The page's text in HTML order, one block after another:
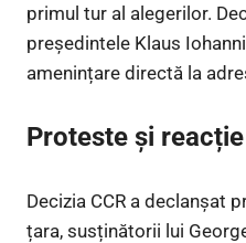
primul tur al alegerilor.
președintele Klaus
amenințare directă la
Proteste și
Decizia CCR a declanșat
țara, susținătorii lui